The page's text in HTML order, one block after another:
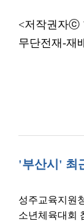
<저작권자ⓒ
무단전재-재
'부산시' 최
성주교육지원
소년체육대회